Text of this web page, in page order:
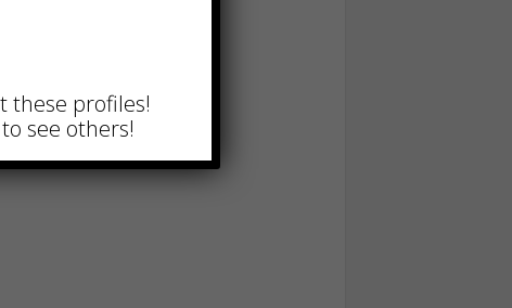
these profiles!
to see others!